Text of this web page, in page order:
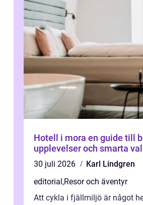
Hotell i mora en guide till boende,
upplevelser och smarta val
30 juli 2026
Karl Lindgren
editorial,Resor och äventyr
Att cykla i fjällmiljö är något